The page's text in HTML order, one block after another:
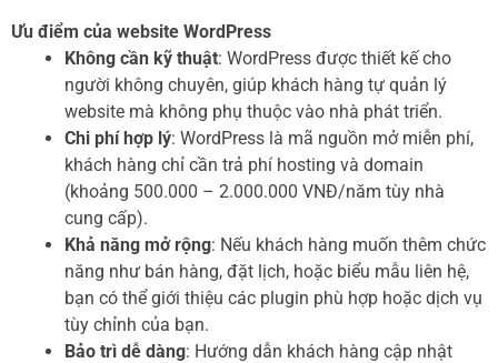
Ưu điểm của website WordPress
Không cần kỹ thuật: WordPress được thiết kế cho
người không chuyên, giúp khách hàng tự quản lý
website mà không phụ thuộc vào nhà phát triển.
Chi phí hợp lý: WordPress là mã nguồn mở miễn phí,
khách hàng chỉ cần trả phí hosting và domain
(khoảng 500.000 – 2.000.000 VNĐ/năm tùy nhà
cung cấp).
Khả năng mở rộng: Nếu khách hàng muốn thêm chức
năng như bán hàng, đặt lịch, hoặc biểu mẫu liên hệ,
bạn có thể giới thiệu các plugin phù hợp hoặc dịch vụ
tùy chỉnh của bạn.
Bảo trì dễ dàng: Hướng dẫn khách hàng cập nhật